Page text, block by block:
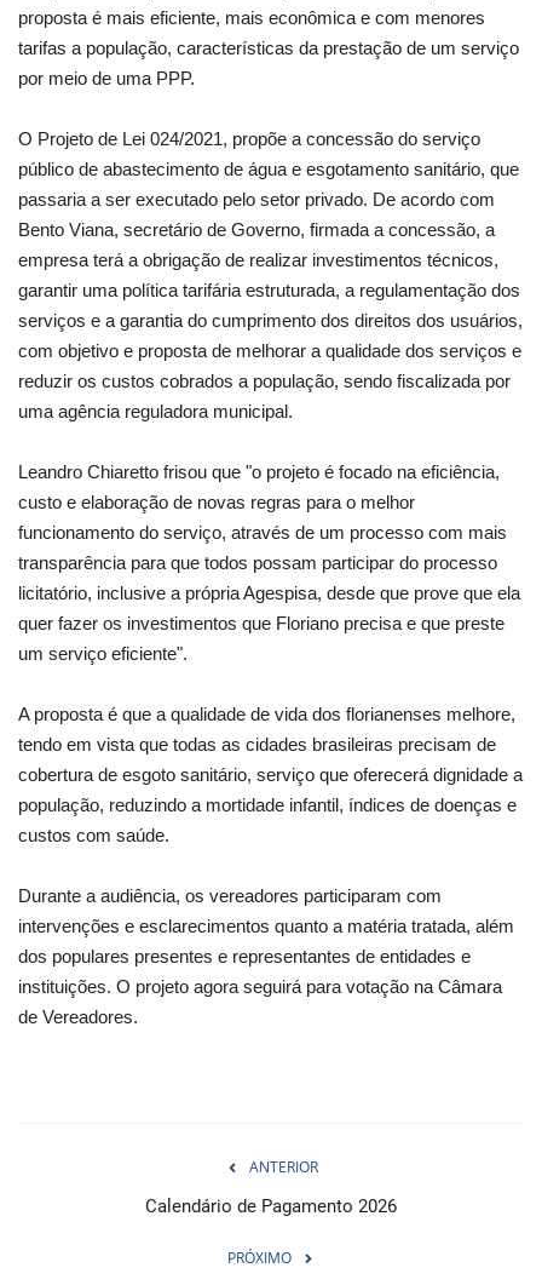
proposta é mais eficiente, mais econômica e com menores
tarifas a população, características da prestação de um serviço
por meio de uma PPP.
O Projeto de Lei 024/2021, propõe a concessão do serviço
público de abastecimento de água e esgotamento sanitário, que
passaria a ser executado pelo setor privado. De acordo com
Bento Viana, secretário de Governo, firmada a concessão, a
empresa terá a obrigação de realizar investimentos técnicos,
garantir uma política tarifária estruturada, a regulamentação dos
serviços e a garantia do cumprimento dos direitos dos usuários,
com objetivo e proposta de melhorar a qualidade dos serviços e
reduzir os custos cobrados a população, sendo fiscalizada por
uma agência reguladora municipal.
Leandro Chiaretto frisou que "o projeto é focado na eficiência,
custo e elaboração de novas regras para o melhor
funcionamento do serviço, através de um processo com mais
transparência para que todos possam participar do processo
licitatório, inclusive a própria Agespisa, desde que prove que ela
quer fazer os investimentos que Floriano precisa e que preste
um serviço eficiente".
A proposta é que a qualidade de vida dos florianenses melhore,
tendo em vista que todas as cidades brasileiras precisam de
cobertura de esgoto sanitário, serviço que oferecerá dignidade a
população, reduzindo a mortidade infantil, índices de doenças e
custos com saúde.
Durante a audiência, os vereadores participaram com
intervenções e esclarecimentos quanto a matéria tratada, além
dos populares presentes e representantes de entidades e
instituições. O projeto agora seguirá para votação na Câmara
de Vereadores.
ANTERIOR
Calendário de Pagamento 2026
PRÓXIMO